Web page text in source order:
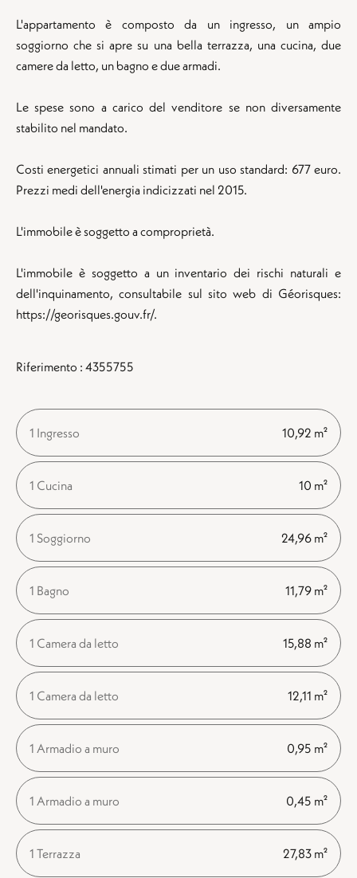
L'appartamento è composto da un ingresso, un ampio
soggiorno che si apre su una bella terrazza, una cucina, due
camere da letto, un bagno e due armadi.
Le spese sono a carico del venditore se non diversamente
stabilito nel mandato.
Costi energetici annuali stimati per un uso standard: 677 euro.
Prezzi medi dell'energia indicizzati nel 2015.
L'immobile è soggetto a comproprietà.
L'immobile è soggetto a un inventario dei rischi naturali e
dell'inquinamento, consultabile sul sito web di Géorisques:
https://georisques.gouv.fr/.
Riferimento : 4355755
1 Ingresso 10,92 m²
1 Cucina 10 m²
1 Soggiorno 24,96 m²
1 Bagno 11,79 m²
1 Camera da letto 15,88 m²
1 Camera da letto 12,11 m²
1 Armadio a muro 0,95 m²
1 Armadio a muro 0,45 m²
1 Terrazza 27,83 m²